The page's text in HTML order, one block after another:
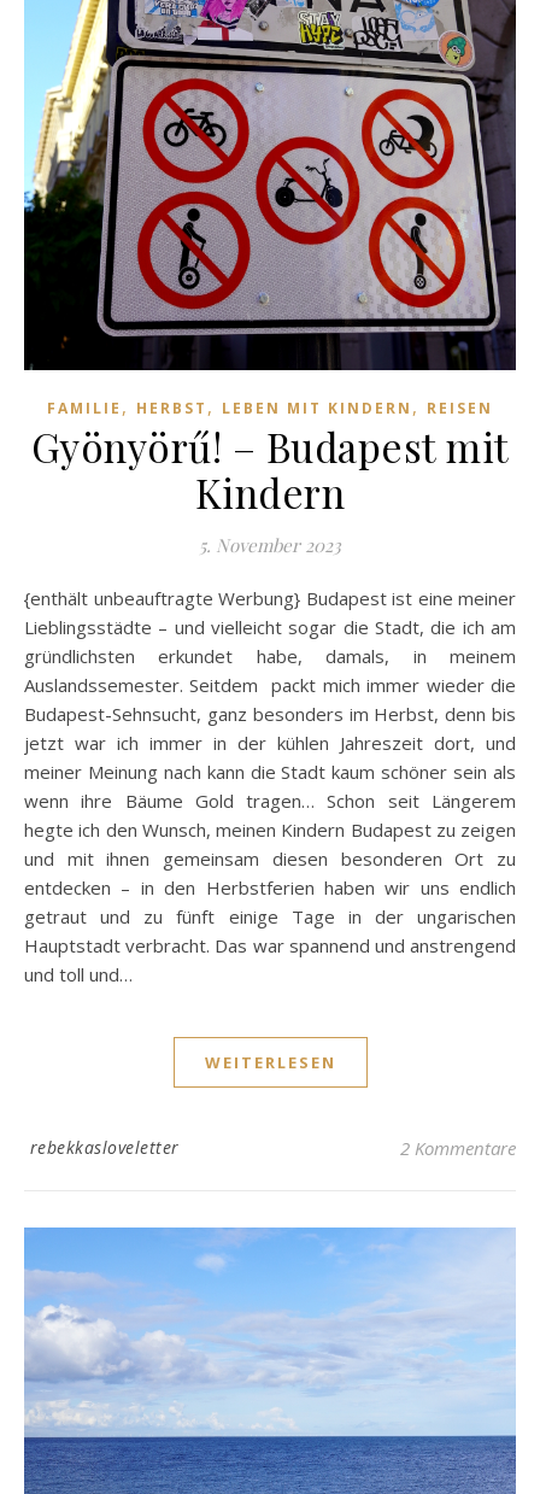
FAMILIE , HERBST , LEBEN MIT KINDERN , REISEN
Gyönyörű! – Budapest mit
Kindern
5. November 2023
{enthält unbeauftragte Werbung} Budapest ist eine meiner
Lieblingsstädte – und vielleicht sogar die Stadt, die ich am
gründlichsten erkundet habe, damals, in meinem
Auslandssemester. Seitdem packt mich immer wieder die
Budapest-Sehnsucht, ganz besonders im Herbst, denn bis
jetzt war ich immer in der kühlen Jahreszeit dort, und
meiner Meinung nach kann die Stadt kaum schöner sein als
wenn ihre Bäume Gold tragen… Schon seit Längerem
hegte ich den Wunsch, meinen Kindern Budapest zu zeigen
und mit ihnen gemeinsam diesen besonderen Ort zu
entdecken – in den Herbstferien haben wir uns endlich
getraut und zu fünft einige Tage in der ungarischen
Hauptstadt verbracht. Das war spannend und anstrengend
und toll und…
WEITERLESEN
rebekkasloveletter 2 Kommentare